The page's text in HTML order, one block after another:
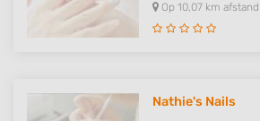
Op 10,07 km afstand
Nathie's Nails